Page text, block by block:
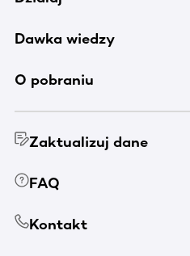
Dawka wiedzy
O pobraniu
Zaktualizuj dane
FAQ
Kontakt